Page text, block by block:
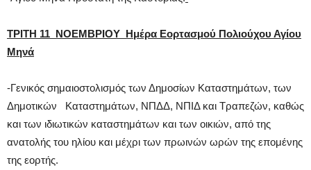
ΤΡΙΤΗ 11 ΝΟΕΜΒΡΙΟΥ Ημέρα Εορτασμού Πολιούχου Αγίου
Μηνά
-Γενικός σημαιοστολισμός των Δημοσίων Καταστημάτων, των
Δημοτικών Καταστημάτων, ΝΠΔΔ, ΝΠΙΔ και Τραπεζών, καθώς
και των ιδιωτικών καταστημάτων και των οικιών, από της
ανατολής του ηλίου και μέχρι των πρωινών ωρών της επομένης
της εορτής.